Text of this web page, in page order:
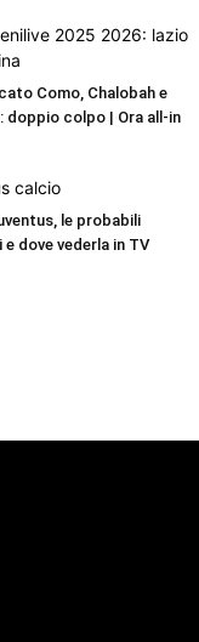
Como, Chalobah e
doppio colpo | Ora all-in
le probabili
dove vederla in TV